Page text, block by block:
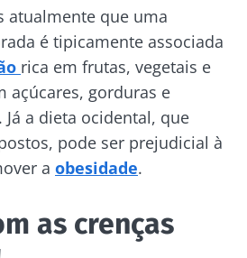
atualmente que uma
é tipicamente associada
rica em frutas, vegetais e
açúcares, gorduras e
a dieta ocidental, que
pode ser prejudicial à
a obesidade.
as crenças